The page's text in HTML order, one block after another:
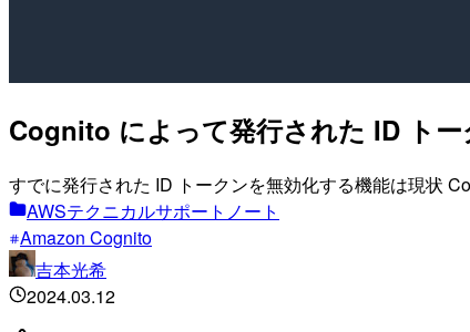
Cognito によって発行された ID ト
すでに発行された ID トークンを無効化する機能は現状
AWSテクニカルサポートノート
Amazon Cognito
吉本光希
2024.03.12